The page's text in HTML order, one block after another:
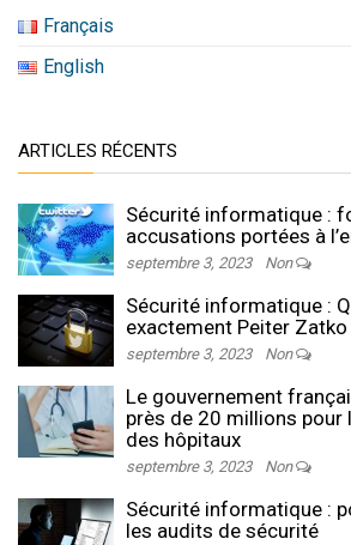
Français
English
ARTICLES RÉCENTS
Sécurité informatique :
accusations portées à
septembre 3, 2023 Non
Sécurité informatique :
exactement Peiter
septembre 3, 2023 Non
Le gouvernement
près de 20 millions pour
des hôpitaux
septembre 3, 2023 Non
Sécurité informatique :
les audits de sécurité